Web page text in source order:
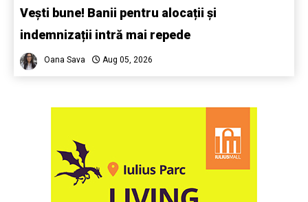
Vești bune! Banii pentru alocații și
indemnizații intră mai repede
Oana Sava Aug 05, 2026